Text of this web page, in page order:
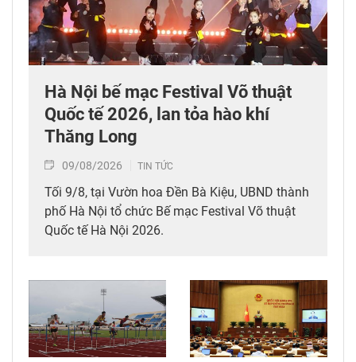
Hà Nội bế mạc Festival Võ thuật
Quốc tế 2026, lan tỏa hào khí
Thăng Long
09/08/2026 TIN TỨC
Tối 9/8, tại Vườn hoa Đền Bà Kiệu, UBND thành
phố Hà Nội tổ chức Bế mạc Festival Võ thuật
Quốc tế Hà Nội 2026.